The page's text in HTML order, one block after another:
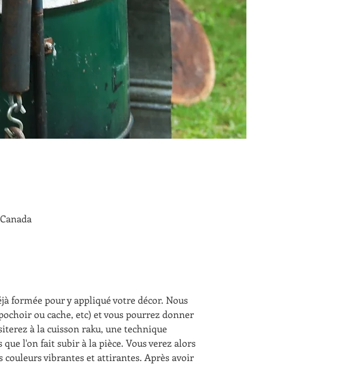
formée pour y appliqué votre décor. Nous
ou cache, etc) et vous pourrez donner
à la cuisson raku, une technique
l'on fait subir à la pièce. Vous verez alors
couleurs vibrantes et attirantes. Après avoir